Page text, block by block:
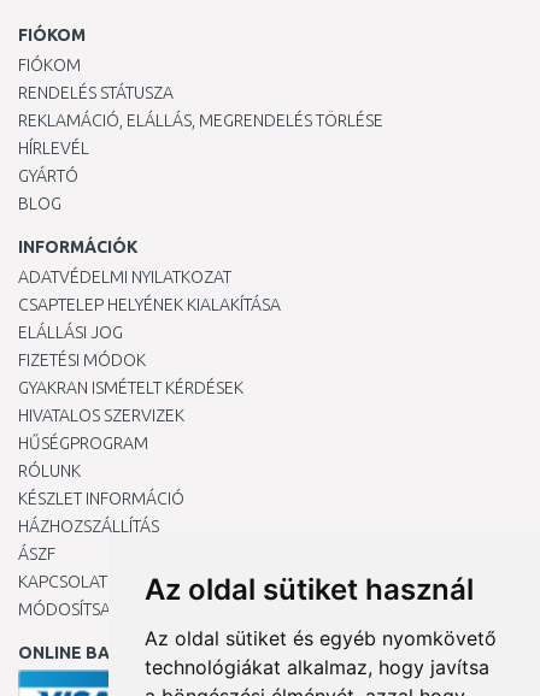
Az oldal sütiket használ
Az oldal sütiket és egyéb nyomkövető
technológiákat alkalmaz, hogy javítsa
FIÓKOM
FIÓKOM
RENDELÉS STÁTUSZA
REKLAMÁCIÓ, ELÁLLÁS, MEGRENDELÉS TÖRLÉSE
HÍRLEVÉL
GYÁRTÓ
BLOG
INFORMÁCIÓK
ADATVÉDELMI NYILATKOZAT
CSAPTELEP HELYÉNEK KIALAKÍTÁSA
ELÁLLÁSI JOG
FIZETÉSI MÓDOK
GYAKRAN ISMÉTELT KÉRDÉSEK
HIVATALOS SZERVIZEK
HŰSÉGPROGRAM
RÓLUNK
KÉSZLET INFORMÁCIÓ
HÁZHOZSZÁLLÍTÁS
ÁSZF
KAPCSOLAT
MÓDOSÍTSA A COOKIE-BEÁLLÍTÁSAIMAT
ONLINE BANKKÁRTYÁVAL